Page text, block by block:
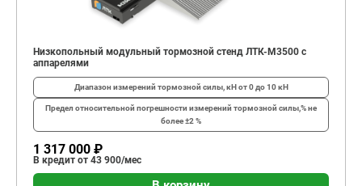
Низкопольный модульный тормозной стенд ЛТК-М3500 с
аппарелями
Диапазон измерений тормозной силы, кНот 0 до 10 кН
Предел относительной погрешности измерений тормозной силы,%не
более ±2 %
1 317 000 ₽
В кредит от 43 900/мес